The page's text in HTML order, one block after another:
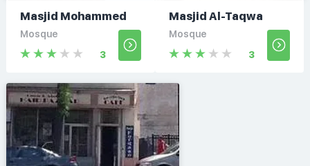
Masjid Mohammed
Mosque
3
Masjid Al-Taqwa
Mosque
3